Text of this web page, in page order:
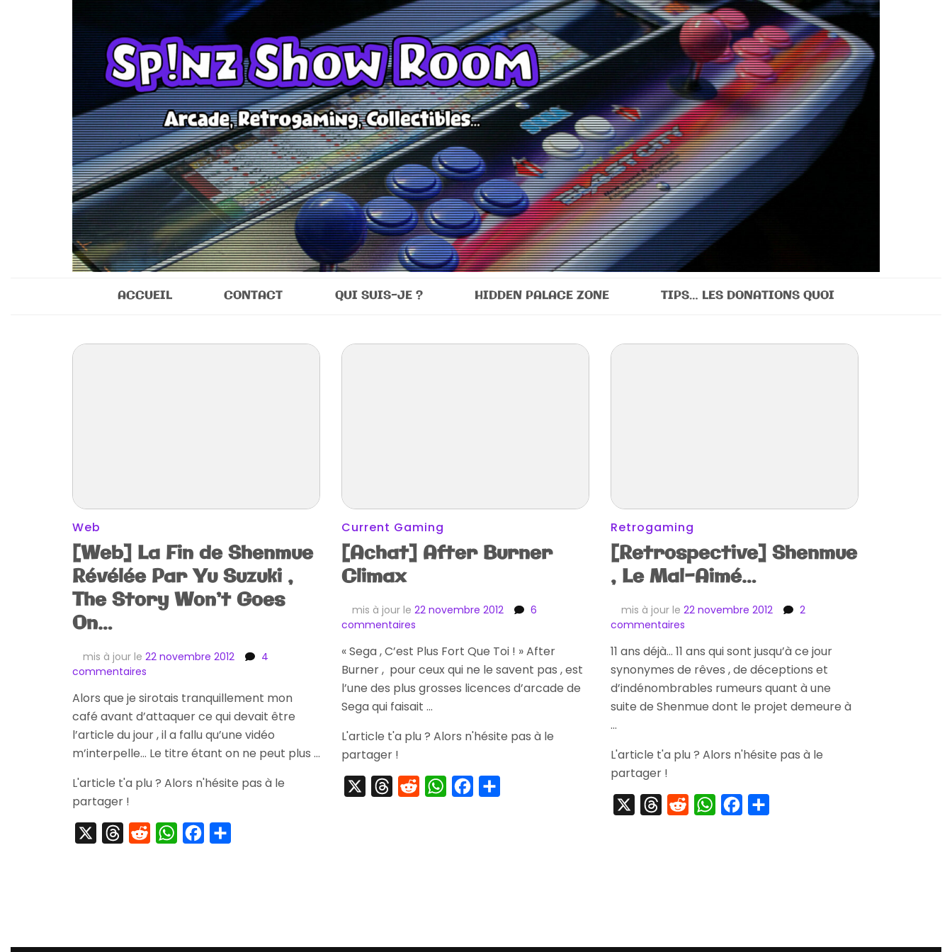
Sp!nz Show Room
ACCUEIL CONTACT QUI SUIS-JE ? HIDDEN PALACE ZONE TIPS… LES DONATIONS QUOI
Web
[Web] La Fin de Shenmue
Révélée Par Yu Suzuki ,
The Story Won’t Goes
On…
mis à jour le 22 novembre 2012
4
commentaires
La
Fin
de
Shenmue
Révélée
Yu
,
The
Alors que je sirotais tranquillement mon
café avant d’attaquer ce qui devait être
l’article du jour , il a fallu qu’une vidéo
m’interpelle… Le titre étant on ne peut plus …
L'article t'a plu ? Alors n'hésite pas à le
partager !
ThreadsRedditWhatsAppFacebook
Current Gaming
[Achat] After Burner
Climax
mis à jour le 22 novembre 2012
6
commentairessur
After
Burner
Climax
« Sega , C’est Plus Fort Que Toi ! » After
Burner , pour ceux qui ne le savent pas , est
l’une des plus grosses licences d’arcade de
Sega qui faisait …
L'article t'a plu ? Alors n'hésite pas à le
partager !
ThreadsRedditWhatsAppFacebook
Retrogaming
[Retrospective] Shenmue
, Le Mal-Aimé…
mis à jour le 22 novembre 2012
2
commentairessur
Shenmue
,
Le
Aimé…
11 ans déjà… 11 ans qui sont jusqu’à ce jour
synonymes de rêves , de déceptions et
d’indénombrables rumeurs quant à une
suite de Shenmue dont le projet demeure à
…
L'article t'a plu ? Alors n'hésite pas à le
partager !
ThreadsRedditWhatsAppFacebook